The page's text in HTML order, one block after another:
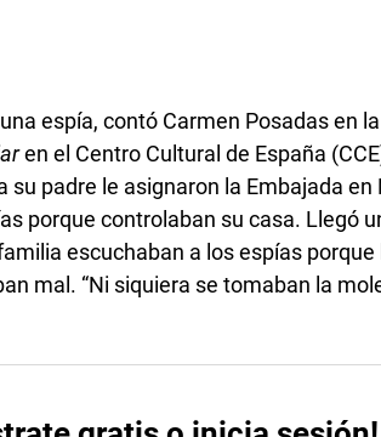
espía, contó Carmen Posadas en
en el Centro Cultural de España
su padre le asignaron la Embajada
porque controlaban su casa. Llegó
escuchaban a los espías
mal. “Ni siquiera se tomaban la